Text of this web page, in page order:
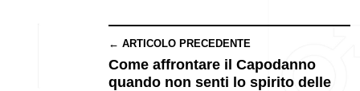
← ARTICOLO PRECEDENTE
Come affrontare il Capodanno
quando non senti lo spirito delle